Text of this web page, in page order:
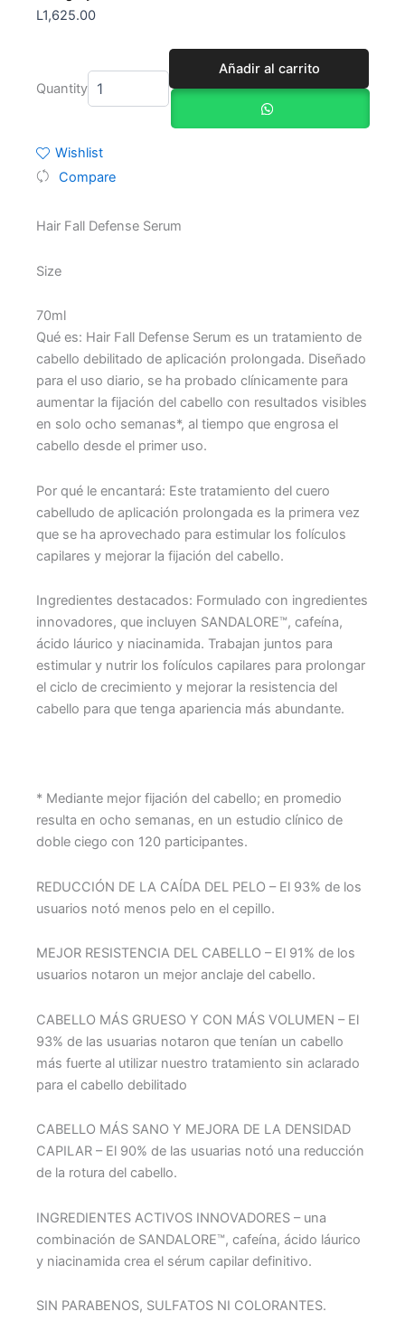
L1,625.00
Quantity
SIN
ACLARADO
PARA
CABELLO
ANTIHAIRLOSS
Añadir al carrito
Wishlist
Compare
Hair Fall Defense Serum
Size
70ml
Qué es: Hair Fall Defense Serum es un tratamiento de
cabello debilitado de aplicación prolongada. Diseñado
para el uso diario, se ha probado clínicamente para
aumentar la fijación del cabello con resultados visibles
en solo ocho semanas*, al tiempo que engrosa el
cabello desde el primer uso.
Por qué le encantará: Este tratamiento del cuero
cabelludo de aplicación prolongada es la primera vez
que se ha aprovechado para estimular los folículos
capilares y mejorar la fijación del cabello.
Ingredientes destacados: Formulado con ingredientes
innovadores, que incluyen SANDALORE™, cafeína,
ácido láurico y niacinamida. Trabajan juntos para
estimular y nutrir los folículos capilares para prolongar
el ciclo de crecimiento y mejorar la resistencia del
cabello para que tenga apariencia más abundante.
* Mediante mejor fijación del cabello; en promedio
resulta en ocho semanas, en un estudio clínico de
doble ciego con 120 participantes.
REDUCCIÓN DE LA CAÍDA DEL PELO – El 93% de los
usuarios notó menos pelo en el cepillo.
MEJOR RESISTENCIA DEL CABELLO – El 91% de los
usuarios notaron un mejor anclaje del cabello.
CABELLO MÁS GRUESO Y CON MÁS VOLUMEN – El
93% de las usuarias notaron que tenían un cabello
más fuerte al utilizar nuestro tratamiento sin aclarado
para el cabello debilitado
CABELLO MÁS SANO Y MEJORA DE LA DENSIDAD
CAPILAR – El 90% de las usuarias notó una reducción
de la rotura del cabello.
INGREDIENTES ACTIVOS INNOVADORES – una
combinación de SANDALORE™, cafeína, ácido láurico
y niacinamida crea el sérum capilar definitivo.
SIN PARABENOS, SULFATOS NI COLORANTES.